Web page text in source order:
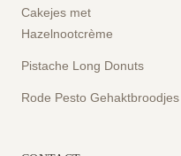
Cakejes met
Hazelnootcrème
Pistache Long Donuts
Rode Pesto Gehaktbroodjes